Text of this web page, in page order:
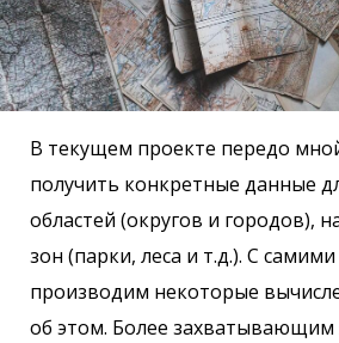
В текущем проекте передо
получить конкретные данные
областей (округов и городов),
зон (парки, леса и т.д.). С
производим некоторые
об этом. Более захватывающим